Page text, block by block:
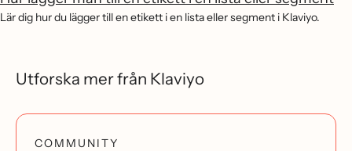
Lär dig hur du lägger till en etikett i en lista eller segment i Klaviyo.
Utforska mer från Klaviyo
COMMUNITY